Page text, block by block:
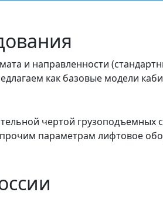
и направленности
как базовые модели
чертой грузоподъемных
параметрам лифтовое